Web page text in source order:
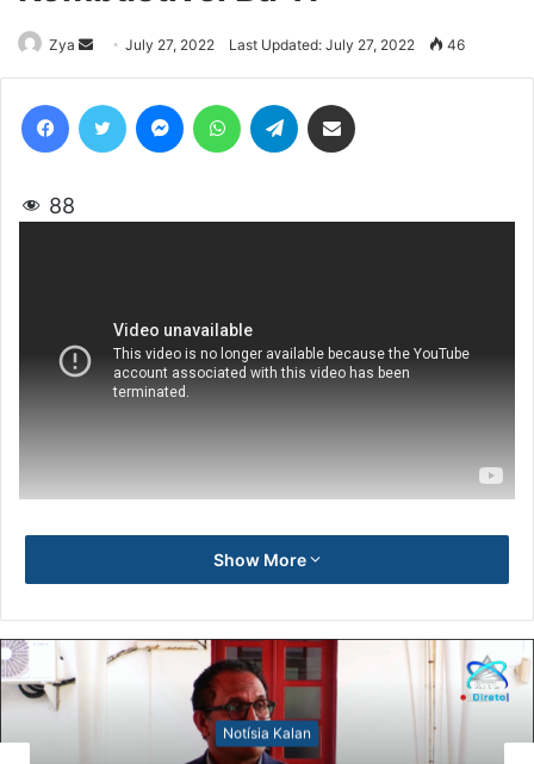
Zya
Send
an
email
July 27, 2022 Last Updated: July 27, 2022 46
88
Show More
Notísia Kalan